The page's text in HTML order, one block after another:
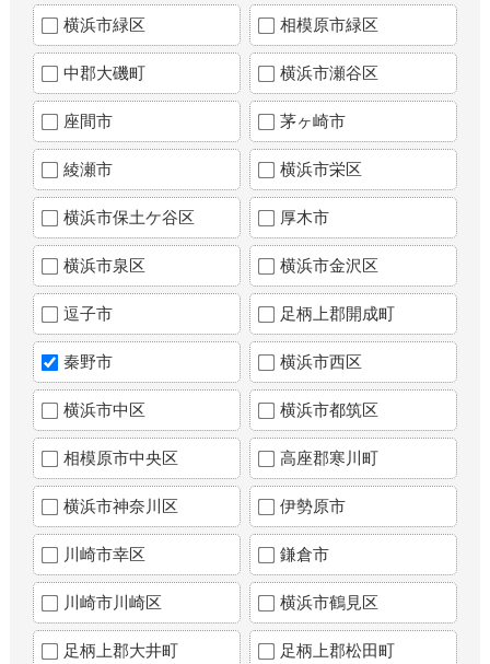
横浜市緑区 相模原市緑区
中郡大磯町 横浜市瀬谷区
座間市 茅ヶ崎市
綾瀬市 横浜市栄区
横浜市保土ケ谷区 厚木市
横浜市泉区 横浜市金沢区
逗子市 足柄上郡開成町
秦野市 横浜市西区
横浜市中区 横浜市都筑区
相模原市中央区 高座郡寒川町
横浜市神奈川区 伊勢原市
川崎市幸区 鎌倉市
川崎市川崎区 横浜市鶴見区
足柄上郡大井町 足柄上郡松田町